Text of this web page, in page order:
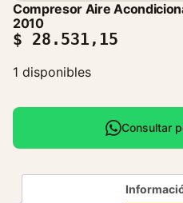
Compresor Aire
2010
$ 28.531,15
1 disponibles
Consultar